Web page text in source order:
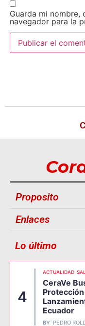
Guarda mi
navegador para la
Proposito
Enlaces
Lo último
4
ACTUALIDAD
CeraVe
Ecuador
BY PEDRO